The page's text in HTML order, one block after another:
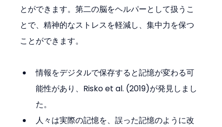
とができます。第二の脳をヘルパーとして扱うこ
とで、精神的なストレスを軽減し、集中力を保つ
ことができます。
情報をデジタルで保存すると記憶が変わる可
能性があり、Risko et al. (2019)が発見しまし
た。
人々は実際の記憶を、誤った記憶のように改